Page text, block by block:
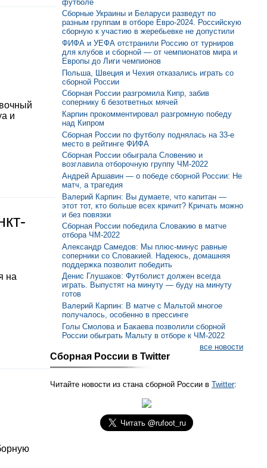
и
на
футболе
Сборные Украины и Беларуси разведут по
разным группам в отборе Евро-2024. Российскую
сборную к участию в жеребьевке не допустили
ФИФА и УЕФА отстранили Россию от турниров
для клубов и сборной — от чемпионатов мира и
Европы до Лиги чемпионов
Польша, Швеция и Чехия отказались играть со
сборной России
Сборная России разгромила Кипр, забив
сопернику 6 безответных мячей
Карпин прокомментировал разгромную победу
над Кипром
Сборная России по футболу поднялась на 33-е
место в рейтинге ФИФА
Сборная России обыграла Словению и
возглавила отборочную группу ЧМ-2022
Андрей Аршавин — о победе сборной России: Не
матч, а трагедия
Валерий Карпин: Вы думаете, что капитан —
этот тот, кто больше всех кричит? Кричать можно
и без повязки
Сборная России победила Словакию в матче
отбора ЧМ-2022
Александр Самедов: Мы плюс-минус равные
соперники со Словакией. Надеюсь, домашняя
поддержка позволит победить
Денис Глушаков: Футболист должен всегда
играть. Выпустят на минуту — буду на минуту
готов
Валерий Карпин: В матче с Мальтой многое
получалось, особенно в прессинге
Голы Смолова и Бакаева позволили сборной
России обыграть Мальту в отборе к ЧМ-2022
все новости
Сборная России в Twitter
Читайте новости из стана сборной России в Twitter: